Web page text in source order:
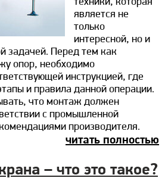
является не
только
интересной, но и
задачей. Перед тем как
опор, необходимо
инструкцией, где
и правила данной операции.
что монтаж должен
с промышленной
производителя.
читать полностью
– что это такое?